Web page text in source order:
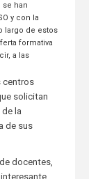
han
y con la
largo de estos
formativa
a las
centros
solicitan
de la
de sus
docentes,